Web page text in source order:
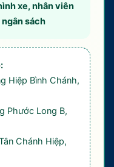
xe, nhân viên
sách
Hiệp Bình Chánh,
Phước Long B,
Chánh Hiệp,